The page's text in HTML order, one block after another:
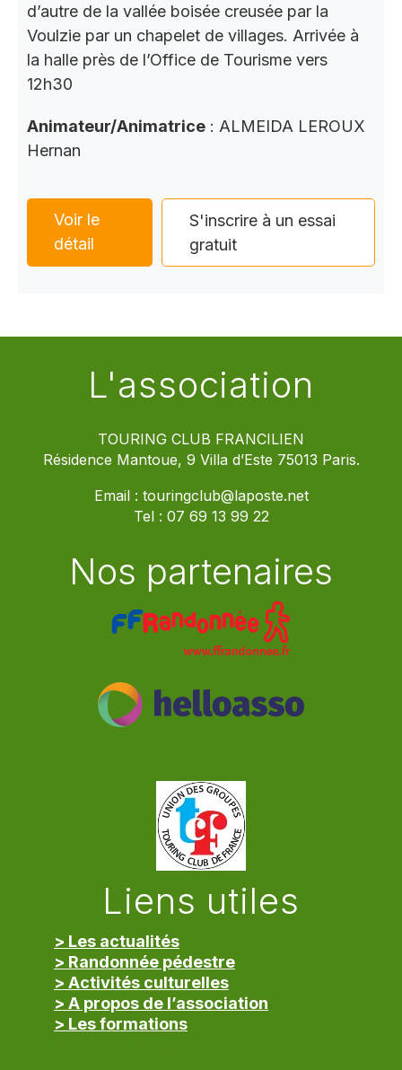
d’autre de la vallée boisée creusée par la
Voulzie par un chapelet de villages. Arrivée à
la halle près de l’Office de Tourisme vers
12h30
Animateur/Animatrice : ALMEIDA LEROUX
Hernan
Voir le
détail
S'inscrire à un essai
gratuit
L'association
TOURING CLUB FRANCILIEN
Résidence Mantoue, 9 Villa d’Este 75013 Paris.
Email : touringclub@laposte.net
Tel : 07 69 13 99 22
Nos partenaires
Liens utiles
> Les actualités
> Randonnée pédestre
> Activités culturelles
> A propos de l’association
> Les formations